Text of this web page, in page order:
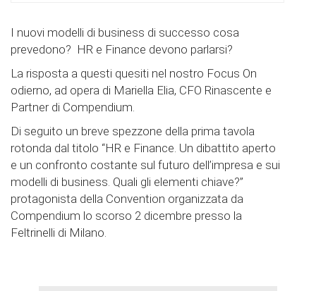
I nuovi modelli di business di successo cosa
prevedono? HR e Finance devono parlarsi?
La risposta a questi quesiti nel nostro Focus On
odierno, ad opera di Mariella Elia, CFO Rinascente e
Partner di Compendium.
Di seguito un breve spezzone della prima tavola
rotonda dal titolo “HR e Finance. Un dibattito aperto
e un confronto costante sul futuro dell’impresa e sui
modelli di business. Quali gli elementi chiave?”
protagonista della Convention organizzata da
Compendium lo scorso 2 dicembre presso la
Feltrinelli di Milano.